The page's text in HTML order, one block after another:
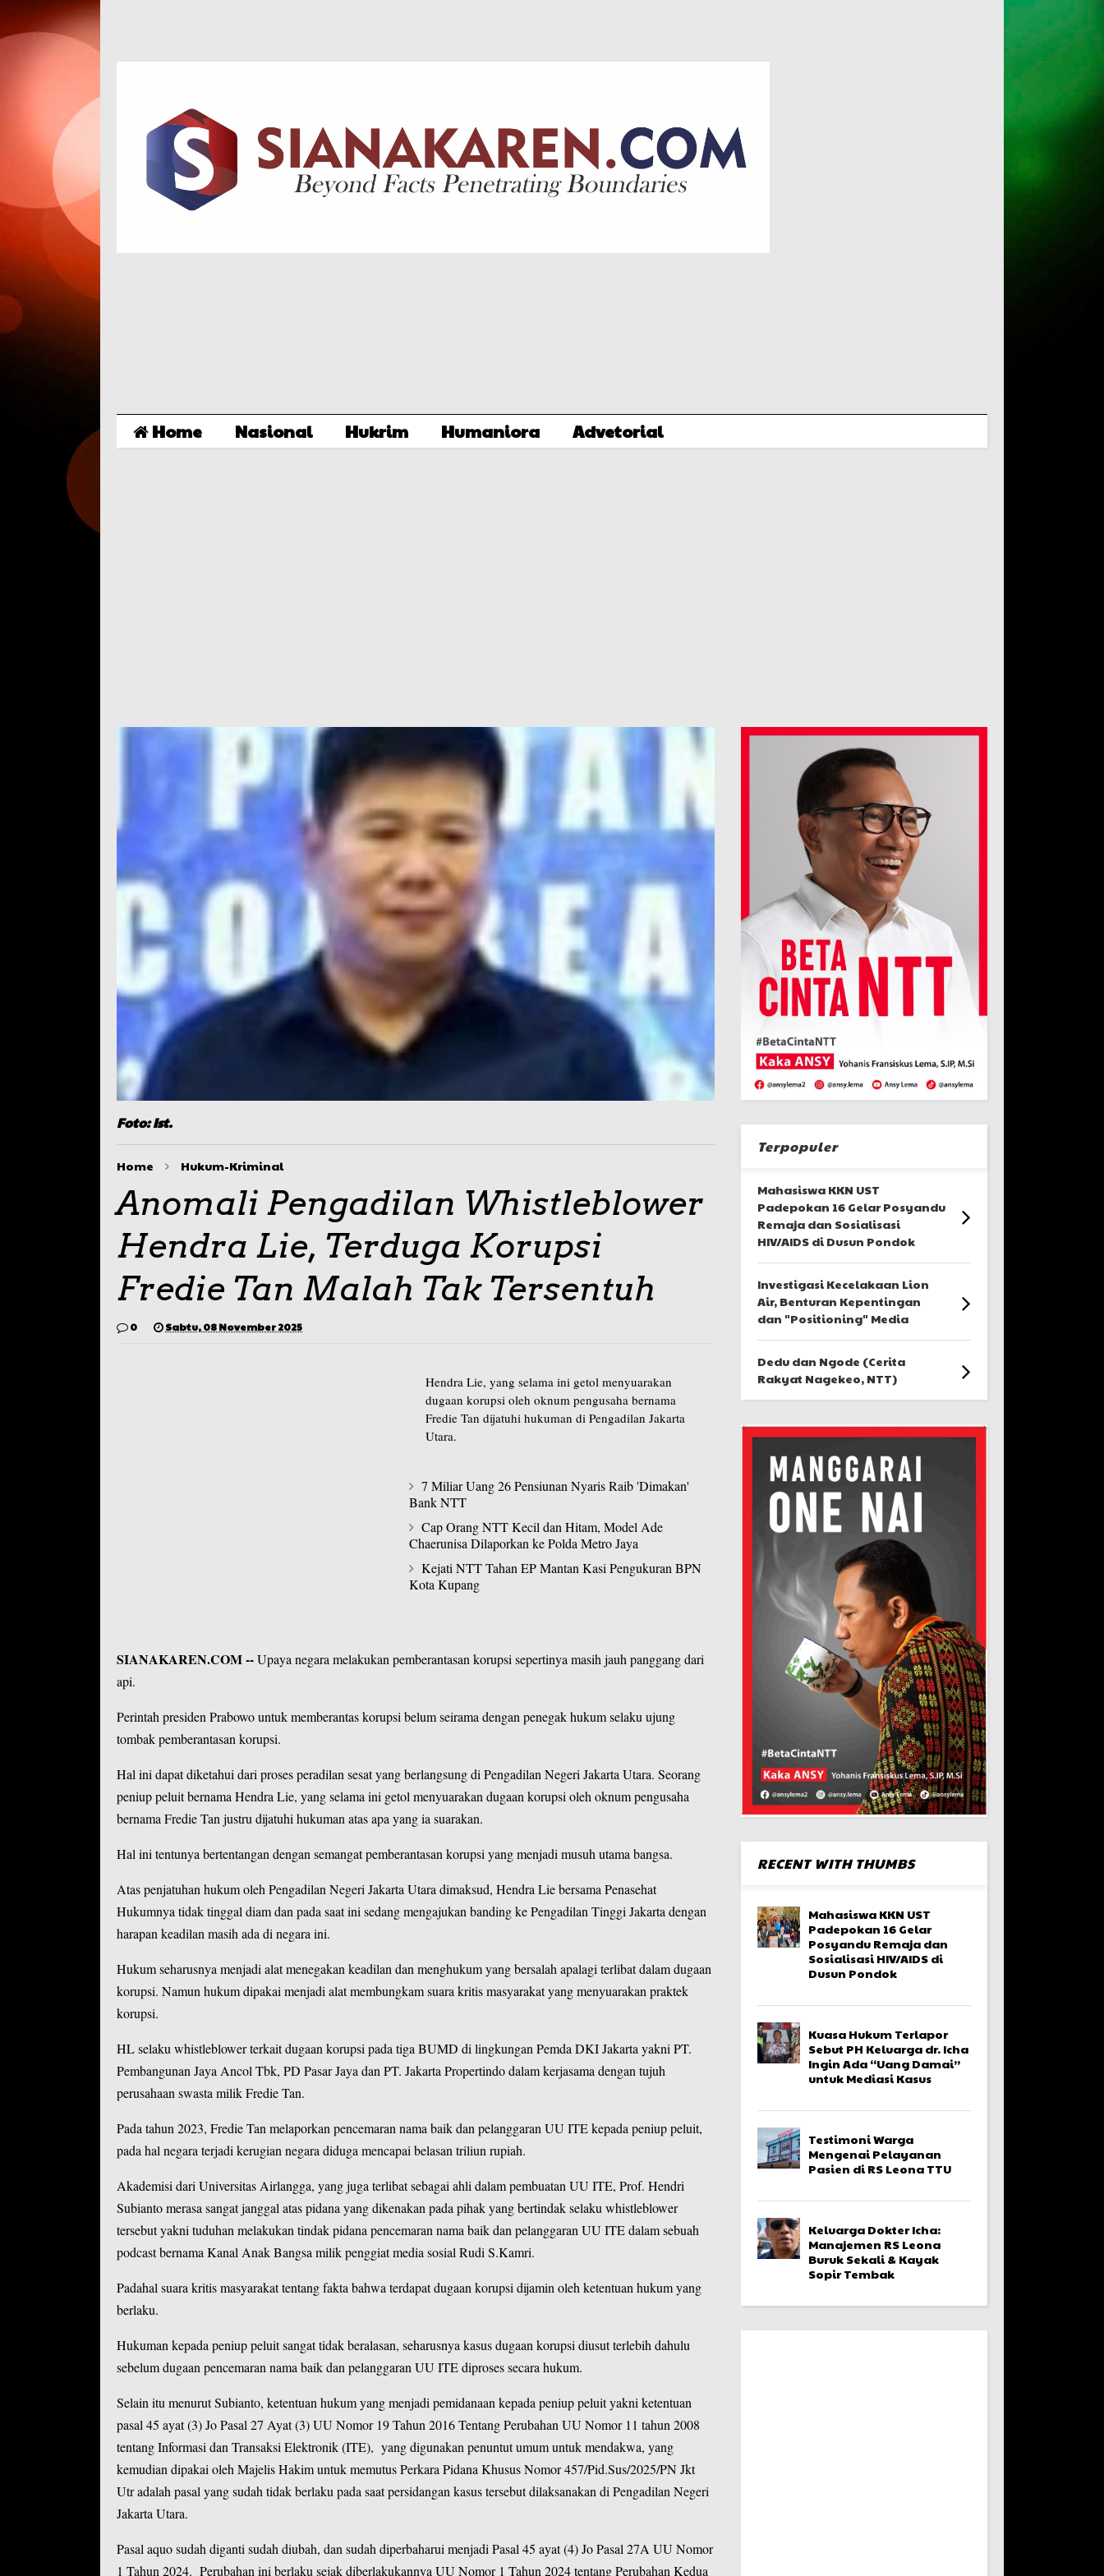
Home Nasional Hukrim Humaniora Advetorial
Foto: Ist.
Home Hukum-Kriminal
Anomali Pengadilan Whistleblower
Hendra Lie, Terduga Korupsi
Fredie Tan Malah Tak Tersentuh
0 Sabtu, 08 November 2025
Hendra Lie, yang selama ini getol menyuarakan
dugaan korupsi oleh oknum pengusaha bernama
Fredie Tan dijatuhi hukuman di Pengadilan Jakarta
Utara.
7 Miliar Uang 26 Pensiunan Nyaris Raib 'Dimakan'
Bank NTT
Cap Orang NTT Kecil dan Hitam, Model Ade
Chaerunisa Dilaporkan ke Polda Metro Jaya
Kejati NTT Tahan EP Mantan Kasi Pengukuran BPN
Kota Kupang
SIANAKAREN.COM --Upaya negara melakukan pemberantasan korupsi sepertinya masih jauh panggang dari
api.
Perintah presiden Prabowo untuk memberantas korupsi belum seirama dengan penegak hukum selaku ujung
tombak pemberantasan korupsi.
Hal ini dapat diketahui dari proses peradilan sesat yang berlangsung di Pengadilan Negeri Jakarta Utara. Seorang
peniup peluit bernama Hendra Lie, yang selama ini getol menyuarakan dugaan korupsi oleh oknum pengusaha
bernama Fredie Tan justru dijatuhi hukuman atas apa yang ia suarakan.
Hal ini tentunya bertentangan dengan semangat pemberantasan korupsi yang menjadi musuh utama bangsa.
Atas penjatuhan hukum oleh Pengadilan Negeri Jakarta Utara dimaksud, Hendra Lie bersama Penasehat
Hukumnya tidak tinggal diam dan pada saat ini sedang mengajukan banding ke Pengadilan Tinggi Jakarta dengan
harapan keadilan masih ada di negara ini.
Hukum seharusnya menjadi alat menegakan keadilan dan menghukum yang bersalah apalagi terlibat dalam dugaan
korupsi. Namun hukum dipakai menjadi alat membungkam suara kritis masyarakat yang menyuarakan praktek
korupsi.
HL selaku whistleblower terkait dugaan korupsi pada tiga BUMD di lingkungan Pemda DKI Jakarta yakni PT.
Pembangunan Jaya Ancol Tbk, PD Pasar Jaya dan PT. Jakarta Propertindo dalam kerjasama dengan tujuh
perusahaan swasta milik Fredie Tan.
Pada tahun 2023, Fredie Tan melaporkan pencemaran nama baik dan pelanggaran UU ITE kepada peniup peluit,
pada hal negara terjadi kerugian negara diduga mencapai belasan triliun rupiah.
Akademisi dari Universitas Airlangga, yang juga terlibat sebagai ahli dalam pembuatan UU ITE, Prof. Hendri
Subianto merasa sangat janggal atas pidana yang dikenakan pada pihak yang bertindak selaku whistleblower
tersebut yakni tuduhan melakukan tindak pidana pencemaran nama baik dan pelanggaran UU ITE dalam sebuah
podcast bernama Kanal Anak Bangsa milik penggiat media sosial Rudi S.Kamri.
Padahal suara kritis masyarakat tentang fakta bahwa terdapat dugaan korupsi dijamin oleh ketentuan hukum yang
berlaku.
Hukuman kepada peniup peluit sangat tidak beralasan, seharusnya kasus dugaan korupsi diusut terlebih dahulu
sebelum dugaan pencemaran nama baik dan pelanggaran UU ITE diproses secara hukum.
Selain itu menurut Subianto, ketentuan hukum yang menjadi pemidanaan kepada peniup peluit yakni ketentuan
pasal 45 ayat (3) Jo Pasal 27 Ayat (3) UU Nomor 19 Tahun 2016 Tentang Perubahan UU Nomor 11 tahun 2008
tentang Informasi dan Transaksi Elektronik (ITE), yang digunakan penuntut umum untuk mendakwa, yang
kemudian dipakai oleh Majelis Hakim untuk memutus Perkara Pidana Khusus Nomor 457/Pid.Sus/2025/PN Jkt
Utr adalah pasal yang sudah tidak berlaku pada saat persidangan kasus tersebut dilaksanakan di Pengadilan Negeri
Jakarta Utara.
Pasal aquo sudah diganti sudah diubah, dan sudah diperbaharui menjadi Pasal 45 ayat (4) Jo Pasal 27A UU Nomor
1 Tahun 2024. Perubahan ini berlaku sejak diberlakukannya UU Nomor 1 Tahun 2024 tentang Perubahan Kedua
Terpopuler
Mahasiswa KKN UST
Padepokan 16 Gelar Posyandu
Remaja dan Sosialisasi
HIV/AIDS di Dusun Pondok
Investigasi Kecelakaan Lion
Air, Benturan Kepentingan
dan "Positioning" Media
Dedu dan Ngode (Cerita
Rakyat Nagekeo, NTT)
RECENT WITH THUMBS
Mahasiswa KKN UST
Padepokan 16 Gelar
Posyandu Remaja dan
Sosialisasi HIV/AIDS di
Dusun Pondok
Kuasa Hukum Terlapor
Sebut PH Keluarga dr. Icha
Ingin Ada “Uang Damai”
untuk Mediasi Kasus
Testimoni Warga
Mengenai Pelayanan
Pasien di RS Leona TTU
Keluarga Dokter Icha:
Manajemen RS Leona
Buruk Sekali & Kayak
Sopir Tembak